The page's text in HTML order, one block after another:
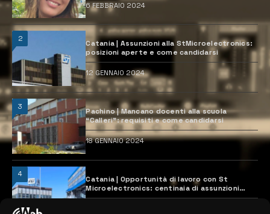
6 FEBBRAIO 2024
2
Catania | Assunzioni alla StMicroelectronics:
posizioni aperte e come candidarsi
12 GENNAIO 2024
3
Pachino | Mancano docenti alla scuola
“Calleri”: requisiti e come candidarsi
18 GENNAIO 2024
4
Catania | Opportunità di lavoro con St
Microelectronics: centinaia di assunzioni
previste